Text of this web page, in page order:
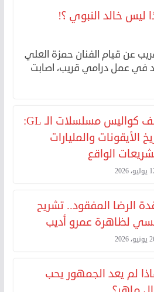
خالد النبوي ؟!
عن قيام الفنان حمزة العلي
عمل درامي قريب، اصابت
خلف كواليس مسلسلات الـ GL:
الأيقونات والمليارات
الواقع
2026
الرضا المفقود.. تشريح
لظاهرة عمرو أديب
2026
لم يعد الجمهور يحب